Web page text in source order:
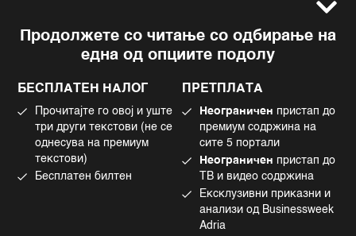
Продолжете со читање со одбирање на
една од опциите подолу
БЕСПЛАТЕН НАЛОГ
Прочитајте го овој и уште
три други текстови (не се
однесува на премиум
текстови)
Бесплатен билтен
ПРЕТПЛАТА
Неограничен пристап до
премиум содржина на
сите 5 портали
Неограничен пристап до
ТВ и видео содржина
Ексклузивни приказни и
анализи од Businessweek
Adria
Импресум
Политика на приватност
Употреба на вештачка интелигенција
Facebook
Instagram
Tiktok
©2022 - 2026 Bloomberg L.P. All Rights Reserved. BLOOMBERG and the
BLOOMBERG logo are registered trademarks and service marks of
Bloomberg Finance L.P. or its subsidiaries, displayed with permission
Bloomberg Adria is a Mtel Swiss SA Property
News CMS by Cubes